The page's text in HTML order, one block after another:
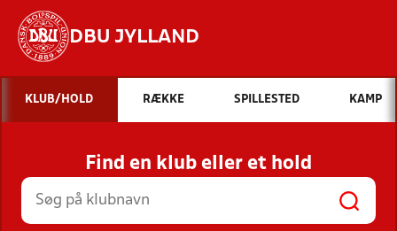
DBU JYLLAND
Hvad vil du søge efter?
INDHOLD OG NYHEDER
STILLINGER, RESULTATER, KLUBBER OG
HOLD
KLUB/HOLD RÆKKE SPILLESTED KAMP
Find en klub eller et hold